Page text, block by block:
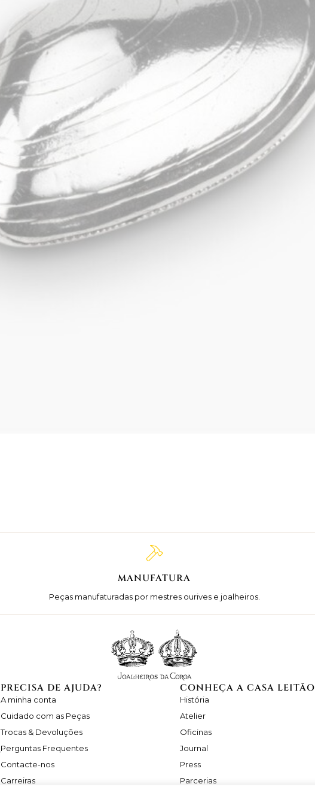
MANUFATURA
Peças manufaturadas por mestres ourives e joalheiros.
PRECISA DE AJUDA?
A minha conta
Cuidado com as Peças
Trocas & Devoluções
Perguntas Frequentes
Contacte-nos
Carreiras
CONHEÇA A CASA LEITÃO
História
Atelier
Oficinas
Journal
Press
Parcerias